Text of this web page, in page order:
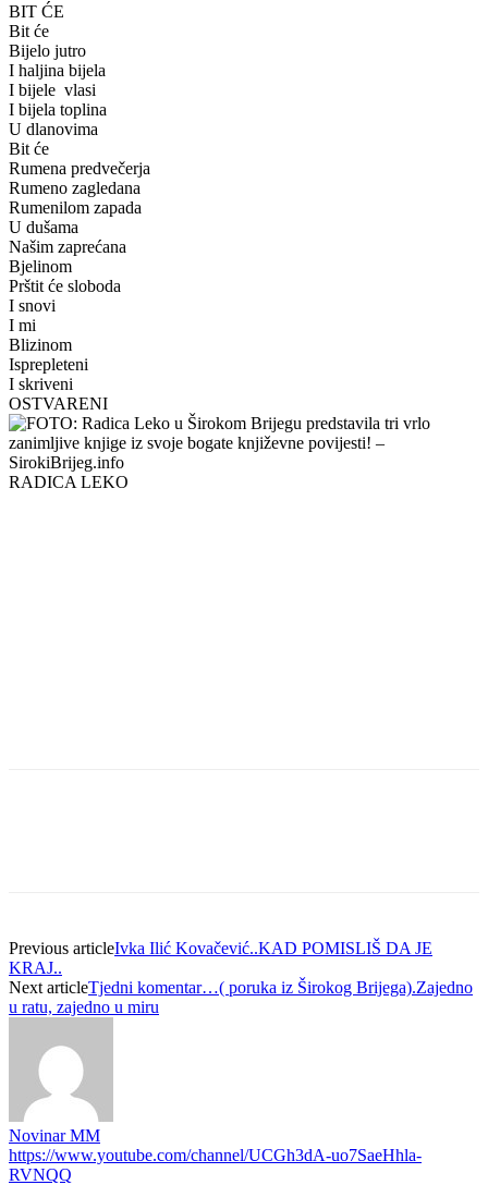
BIT ĆE
Bit će
Bijelo jutro
I haljina bijela
I bijele vlasi
I bijela toplina
U dlanovima
Bit će
Rumena predvečerja
Rumeno zagledana
Rumenilom zapada
U dušama
Našim zaprećana
Bjelinom
Prštit će sloboda
I snovi
I mi
Blizinom
Isprepleteni
I skriveni
OSTVARENI
RADICA LEKO
Previous articleIvka Ilić Kovačević..KAD POMISLIŠ DA JE
KRAJ..
Next articleTjedni komentar…( poruka iz Širokog Brijega).Zajedno
u ratu, zajedno u miru
Novinar MM
https://www.youtube.com/channel/UCGh3dA-uo7SaeHhla-
RVNQQ